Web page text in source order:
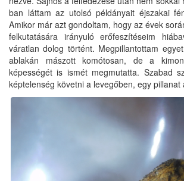
ban láttam az utolsó példányait éjszakai
Amikor már azt gondoltam, hogy az évek
felkutatására irányuló erőfeszítéseim
váratlan dolog történt. Megpillantottam
ablakán mászott komótosan, de a
képességét is ismét megmutatta. Szabad
képtelenség követni a levegőben, egy pillanat